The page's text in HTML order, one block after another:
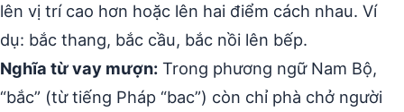
lên vị trí cao hơn hoặc lên hai điểm cách nhau. Ví
dụ: bắc thang, bắc cầu, bắc nồi lên bếp.
Nghĩa từ vay mượn: Trong phương ngữ Nam Bộ,
“bắc” (từ tiếng Pháp “bac”) còn chỉ phà chở người